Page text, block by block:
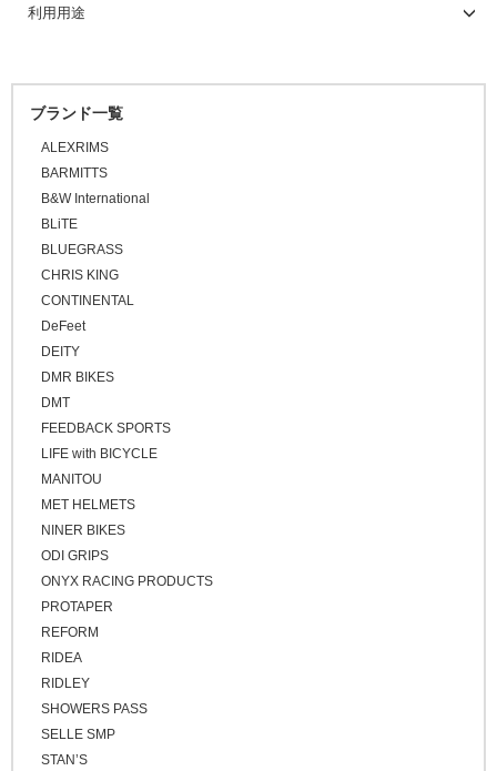
\10,001 ～ 20,000
\30,001 ～ 50,000
\50,001 ～
利用用途
ブランド一覧
ALEXRIMS
BARMITTS
B&W International
BLiTE
BLUEGRASS
CHRIS KING
CONTINENTAL
DeFeet
DEITY
DMR BIKES
DMT
FEEDBACK SPORTS
LIFE with BICYCLE
MANITOU
MET HELMETS
NINER BIKES
ODI GRIPS
ONYX RACING PRODUCTS
PROTAPER
REFORM
RIDEA
RIDLEY
SHOWERS PASS
SELLE SMP
STAN’S